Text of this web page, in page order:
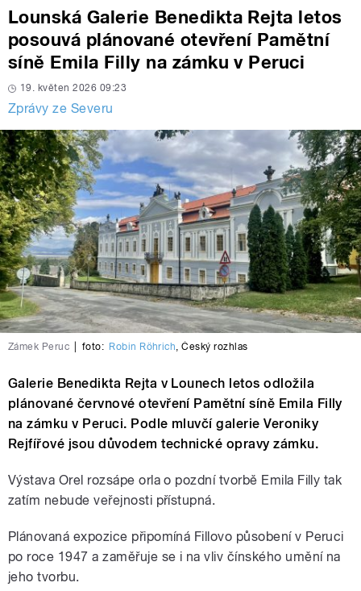
Lounská Galerie Benedikta Rejta letos
posouvá plánované otevření Pamětní
síně Emila Filly na zámku v Peruci
19. květen 2026 09:23
Zprávy ze Severu
Zámek Peruc foto: Robin Röhrich,Český rozhlas
Galerie Benedikta Rejta v Lounech letos odložila
plánované červnové otevření Pamětní síně Emila Filly
na zámku v Peruci. Podle mluvčí galerie Veroniky
Rejfířové jsou důvodem technické opravy zámku.
Výstava Orel rozsápe orla o pozdní tvorbě Emila Filly tak
zatím nebude veřejnosti přístupná.
Plánovaná expozice připomíná Fillovo působení v Peruci
po roce 1947 a zaměřuje se i na vliv čínského umění na
jeho tvorbu.